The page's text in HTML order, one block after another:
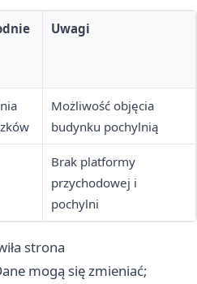
Uwagi
Możliwość objęcia
budynku pochylnią
Brak platformy
przychodowej i
pochylni
strona
mogą się zmieniać;